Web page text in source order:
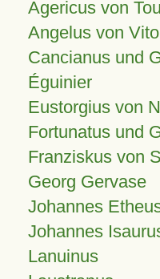
Agericus von
Angelus von
Cancianus und
Éguinier
Eustorgius von
Fortunatus und
Franziskus von
Georg Gervase
Johannes
Johannes
Lanuinus